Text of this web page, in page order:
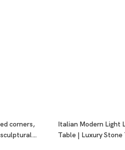
corners,
Italian Modern Light
Table | Luxury